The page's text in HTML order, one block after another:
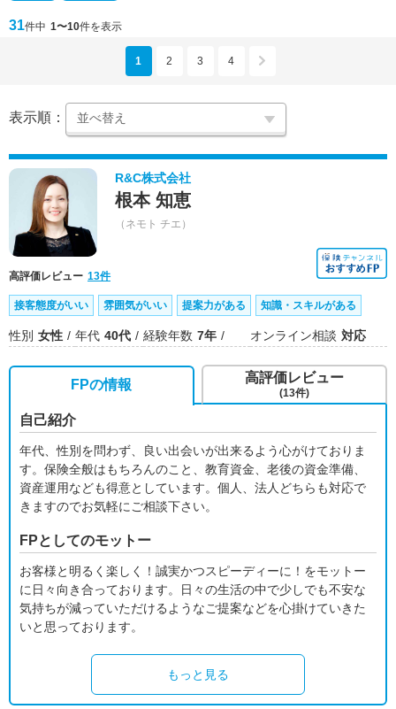
31件中 1〜10件を表示
1 2 3 4
表示順：
R&C株式会社
根本 知恵
（ネモト チエ）
高評価レビュー 13件
接客態度がいい 雰囲気がいい 提案力がある 知識・スキルがある
性別 女性 年代 40代 経験年数 7年 オンライン相談 対応
FPの情報
自己紹介
年代、性別を問わず、良い出会いが出来るよう心がけておりま
す。保険全般はもちろんのこと、教育資金、老後の資金準備、
資産運用なども得意としています。個人、法人どちらも対応で
きますのでお気軽にご相談下さい。
FPとしてのモットー
お客様と明るく楽しく！誠実かつスピーディーに！をモットー
に日々向き合っております。日々の生活の中で少しでも不安な
気持ちが減っていただけるようなご提案などを心掛けていきた
いと思っております。
もっと見る
高評価レビュー
(13件)